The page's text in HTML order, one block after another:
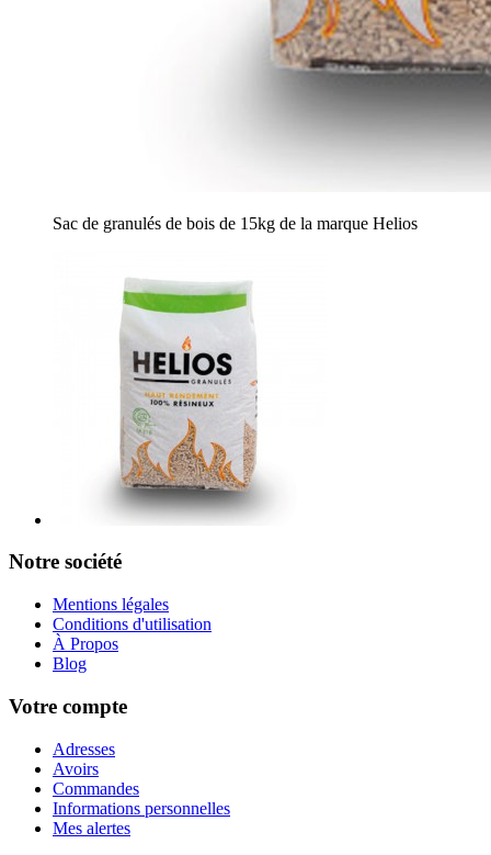
Sac de granulés de bois de 15kg de la marque Helios
Notre société
Mentions légales
Conditions d'utilisation
À Propos
Blog
Votre compte
Adresses
Avoirs
Commandes
Informations personnelles
Mes alertes